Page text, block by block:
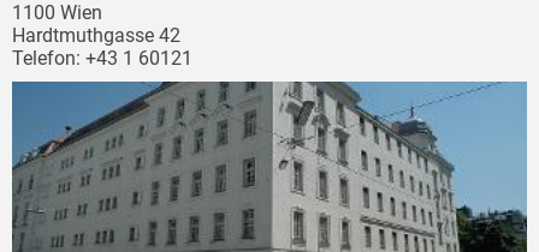
1100 Wien
Hardtmuthgasse 42
Telefon: +43 1 60121